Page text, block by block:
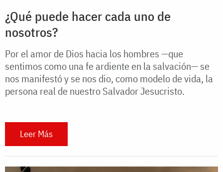
¿Qué puede hacer cada uno de
nosotros?
Por el amor de Dios hacia los hombres —que
sentimos como una fe ardiente en la salvación— se
nos manifestó y se nos dio, como modelo de vida, la
persona real de nuestro Salvador Jesucristo.
Leer Más